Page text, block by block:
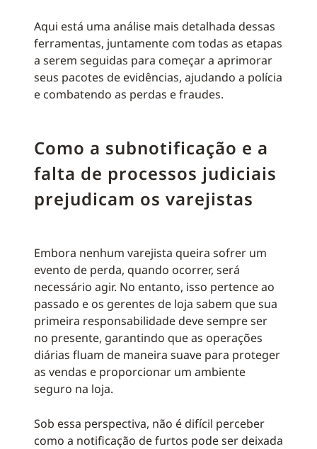
Aqui está uma análise mais detalhada dessas
ferramentas, juntamente com todas as etapas
a serem seguidas para começar a aprimorar
seus pacotes de evidências, ajudando a polícia
e combatendo as perdas e fraudes.
Como a subnotificação e a
falta de processos judiciais
prejudicam os varejistas
Embora nenhum varejista queira sofrer um
evento de perda, quando ocorrer, será
necessário agir. No entanto, isso pertence ao
passado e os gerentes de loja sabem que sua
primeira responsabilidade deve sempre ser
no presente, garantindo que as operações
diárias fluam de maneira suave para proteger
as vendas e proporcionar um ambiente
seguro na loja.
Sob essa perspectiva, não é difícil perceber
como a notificação de furtos pode ser deixada